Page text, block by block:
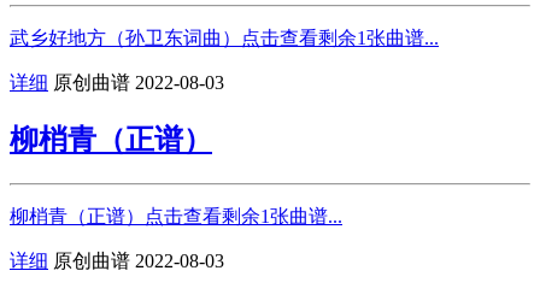
武乡好地方（孙卫东词曲）点击查看剩余1张曲谱...
详细 原创曲谱 2022-08-03
柳梢青（正谱）
柳梢青（正谱）点击查看剩余1张曲谱...
详细 原创曲谱 2022-08-03